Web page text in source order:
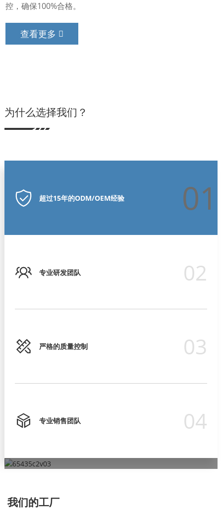
控，确保100%合格。
查看更多
为什么选择我们？
超过15年的ODM/OEM经验 01
专业研发团队 02
严格的质量控制 03
专业销售团队 04
严格的质量控制
专业销售团队
我们的工厂